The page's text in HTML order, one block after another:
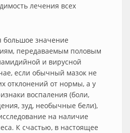
лечения всех
большое значение
передаваемым половым
и вирусной
если обычный мазок не
отклонений от нормы, а у
воспаления (боли,
зуд, необычные бели),
на наличие
К счастью, в настоящее